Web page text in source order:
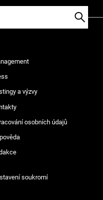
a výzvy
osobních údajů
soukromí